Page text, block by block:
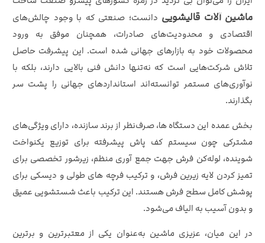
ماشین آلات قالیشویی دانست؛ صنعتی که با وجود چالش‌های
اقتصادی و محدودیت‌های صادرات، همچنان موفق به ورود
محصولات خود به بازارهای جهانی شده است. این پیشرفت حاصل
تلاش شرکت‌هایی است که نه‌تنها دانش فنی بالایی دارند، بلکه با
نوآوری‌های مستمر توانسته‌اند استانداردهای جهانی را پشت سر
بگذارند.
بخش عمده این دستگاه‌ ها، صرف‌نظر از برند سازنده، دارای ویژگی‌های
مشترکی چون سیستم کف‌ پاش پیشرفته برای توزیع یکنواخت
شوینده، لوله‌کن فرش جهت جمع‌ آوری منظم، زیرشور تخصصی برای
تمیز کردن لایه زیرین فرش، و ترکیب فرچه‌ های طولی و دیسکی برای
پوشش کامل سطح فرش هستند. این ترکیب باعث شستشویی عمیق
و بدون آسیب به الیاف می‌شود.
در این میان، عزیزی ماشین به‌عنوان یکی از معتبرترین و برترین